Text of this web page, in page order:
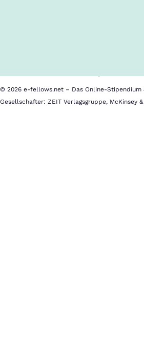
© 2026 e-fellows.net – Das Online-Stipendium
Gesellschafter: ZEIT Verlagsgruppe, McKinsey